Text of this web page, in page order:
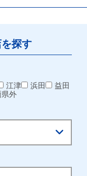
探す
江津 浜田
益田
外